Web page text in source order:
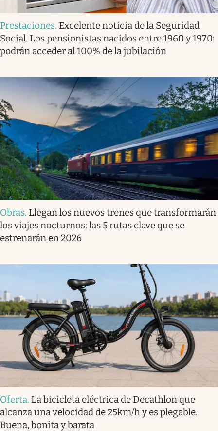
Prestaciones. Excelente noticia de la Seguridad
Social. Los pensionistas nacidos entre 1960 y 1970:
podrán acceder al 100% de la jubilación
Obras. Llegan los nuevos trenes que transformarán
los viajes nocturnos: las 5 rutas clave que se
estrenarán en 2026
Oferta. La bicicleta eléctrica de Decathlon que
alcanza una velocidad de 25km/h y es plegable.
Buena, bonita y barata